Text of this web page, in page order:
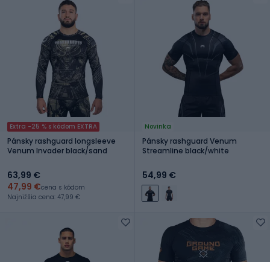
Extra -25 % s kódom EXTRA
Pánsky rashguard longsleeve
Venum Invader black/sand
63,99 €
47,99 €cena s kódom
Najnižšia cena: 47,99 €
Novinka
Pánsky rashguard Venum
Streamline black/white
54,99 €